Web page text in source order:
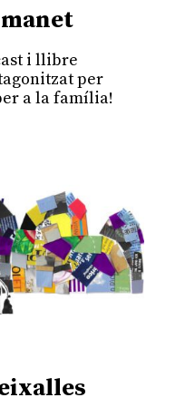
i llibre
per
a la família!